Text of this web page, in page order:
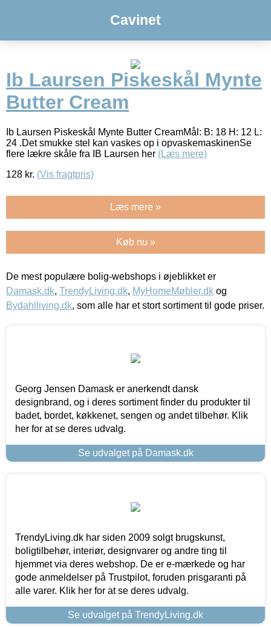
Cavinet
Ib Laursen Piskeskål Mynte
Butter Cream
Ib Laursen Piskeskål Mynte Butter CreamMål: B: 18 H: 12 L:
24 .Det smukke stel kan vaskes op i opvaskemaskinenSe
flere lækre skåle fra IB Laursen her (Læs mere)
128 kr. (Vis fragtpris)
Læs mere »
Køb nu »
De mest populære bolig-webshops i øjeblikket er
Damask.dk, TrendyLiving.dk, MyHomeMøbler.dk og
Bydahlliving.dk, som alle har et stort sortiment til gode priser.
Georg Jensen Damask er anerkendt dansk
designbrand, og i deres sortiment finder du produkter til
badet, bordet, køkkenet, sengen og andet tilbehør. Klik
her for at se deres udvalg.
Se udvalget på Damask.dk
TrendyLiving.dk har siden 2009 solgt brugskunst,
boligtilbehør, interiør, designvarer og andre ting til
hjemmet via deres webshop. De er e-mærkede og har
gode anmeldelser på Trustpilot, foruden prisgaranti på
alle varer. Klik her for at se deres udvalg.
Se udvalget på TrendyLiving.dk